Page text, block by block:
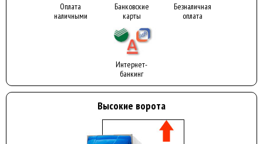
Оплата
наличными
Банковские
карты
Безналичная
оплата
Интернет-
банкинг
Высокие ворота